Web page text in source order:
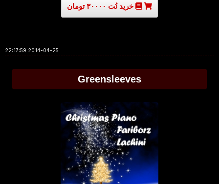
خرید نُت ۳۰۰۰۰ تومان
2014-04-25 22:17:59
Greensleeves